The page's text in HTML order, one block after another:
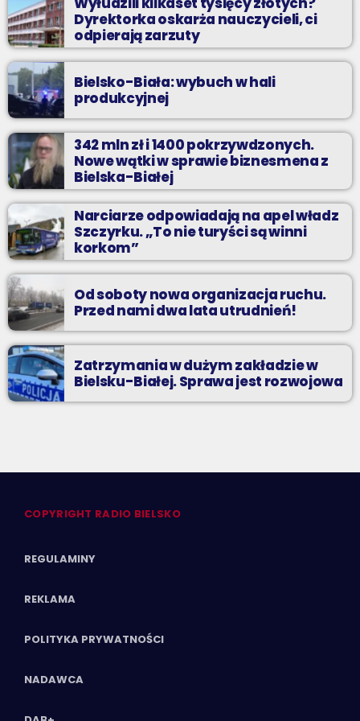
Dyrektorka oskarża nauczycieli, ci
odpierają zarzuty
Bielsko-Biała: wybuch w hali
produkcyjnej
342 mln zł i 1400 pokrzywdzonych.
Nowe wątki w sprawie biznesmena z
Bielska-Białej
Narciarze odpowiadają na apel władz
Szczyrku. „To nie turyści są winni
korkom”
Od soboty nowa organizacja ruchu.
Przed nami dwa lata utrudnień!
Zatrzymania w dużym zakładzie w
Bielsku-Białej. Sprawa jest rozwojowa
COPYRIGHT RADIO BIELSKO
REGULAMINY
REKLAMA
POLITYKA PRYWATNOŚCI
NADAWCA